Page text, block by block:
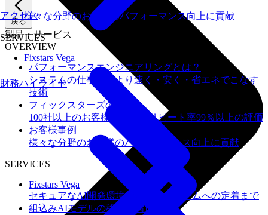
戻る
製品・サービス
OVERVIEW
パフォーマンスエンジニアリングとは？
システムの仕事を、より速く・安く・省エネでこなす
技術
フィックスターズの​強み
100社以上のお客様を支援しリピート率99％以上の評価
お客様事例
様々な分野のお客様のパフォーマンス向上に貢献
SERVICES
Fixstars Vega
セキュアなAI開発環境の構築からチームへの定着まで
組込みAIモデルの移植・高速化
アクセス様々な分野のお客様のパフォーマンス向上に貢献
SERVICES
Fixstars Vega
財務ハイライト